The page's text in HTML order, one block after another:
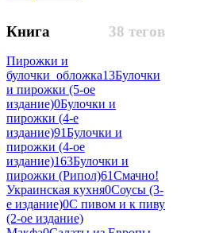
38 тегов
Книга
Пирожки и
булочки_обложка13Булочки
и пирожки (5-ое
издание)0Булочки и
пирожки (4-е
издание)91Булочки и
пирожки (4-ое
издание)163Булочки и
пирожки (Рипол)61Смачно!
Украинская кухня0Соусы (3-
е издание)0С пивом и к пиву
(2-ое издание)